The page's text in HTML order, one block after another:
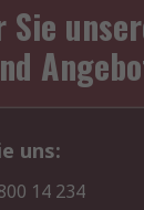
uns:
14 234